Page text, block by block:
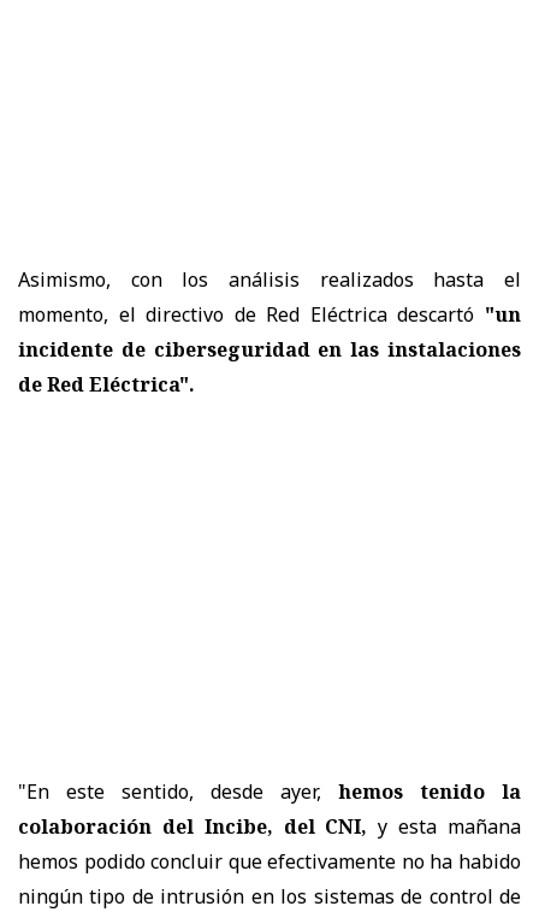
Asimismo, con los análisis realizados hasta el
momento, el directivo de Red Eléctrica descartó "un
incidente de ciberseguridad en las instalaciones
de Red Eléctrica".
"En este sentido, desde ayer, hemos tenido la
colaboración del Incibe, del CNI, y esta mañana
hemos podido concluir que efectivamente no ha habido
ningún tipo de intrusión en los sistemas de control de